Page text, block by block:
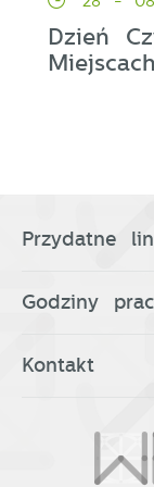
Dzień
Przydatne
Godziny
Kontakt